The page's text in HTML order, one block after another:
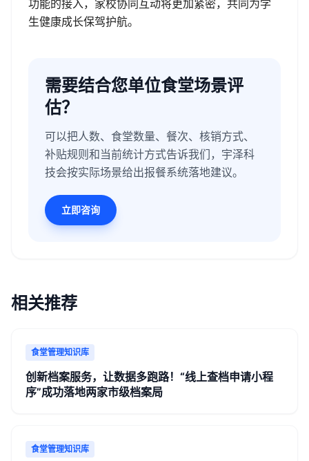
功能的接入，家校协同互动将更加紧密，共同为学
生健康成长保驾护航。
需要结合您单位食堂场景评
估？
可以把人数、食堂数量、餐次、核销方式、
补贴规则和当前统计方式告诉我们，宇泽科
技会按实际场景给出报餐系统落地建议。
立即咨询
相关推荐
食堂管理知识库
创新档案服务，让数据多跑路！“线上查档申请小程
序”成功落地两家市级档案局
食堂管理知识库